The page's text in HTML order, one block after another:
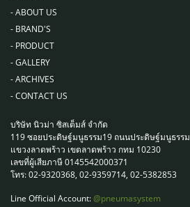
-ABOUT US
- BRAND'S
- PRODUCT
-GALLERY
-ARCHIVES
-CONTACT US
บริษัท นิวม่า ซิสเต็มส์ จำกัด
119 ซอยประดิษฐ์มนูธรรม19 ถนนประดิษฐ์มนูธรรม
แขวงลาดพร้าว เขตลาดพร้าว กทม 10230
เลขที่ผู้เสียภาษี 0145542000371
โทร: 02-9320368, 02-9359714, 02-5382853
Line Official Account:@pneumasystem